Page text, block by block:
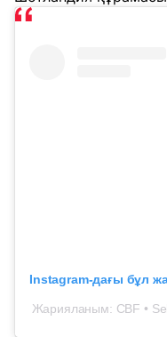
Instagram-дағы бұл
Жарияланым: CBF •